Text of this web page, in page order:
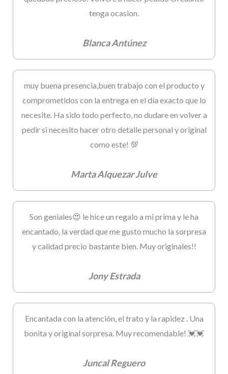
tenga ocasion.
Blanca Antúnez
muy buena presencia,buen trabajo con el producto y
comprometidos con la entrega en el día exacto que lo
necesite. Ha sido todo perfecto, no dudare en volver a
pedir si necesito hacer otro detalle personal y original
como este! 💯
Marta Alquezar Julve
Son geniales😍 le hice un regalo a mi prima y le ha
encantado, la verdad que me gusto mucho la sorpresa
y calidad precio bastante bien. Muy originales!!
Jony Estrada
Encantada con la atención, el trato y la rapidez . Una
bonita y original sorpresa. Muy recomendable! 💓💓
Juncal Reguero